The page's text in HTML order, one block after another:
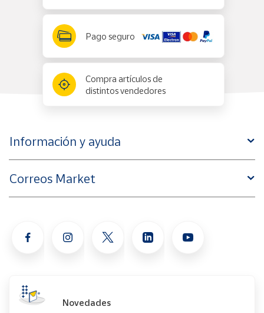
Pago seguro
Compra artículos de
distintos vendedores
Información y ayuda
Correos Market
Novedades